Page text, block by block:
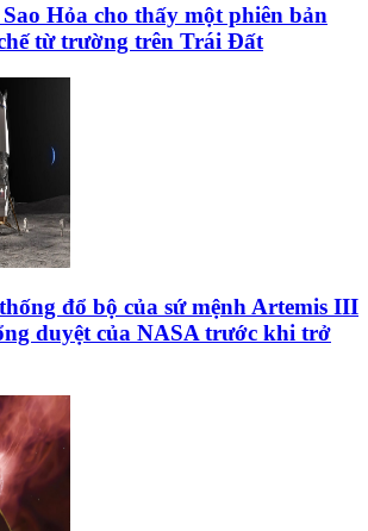
Hỏa cho thấy một phiên bản
từ trường trên Trái Đất
đổ bộ của sứ mệnh Artemis III
duyệt của NASA trước khi trở